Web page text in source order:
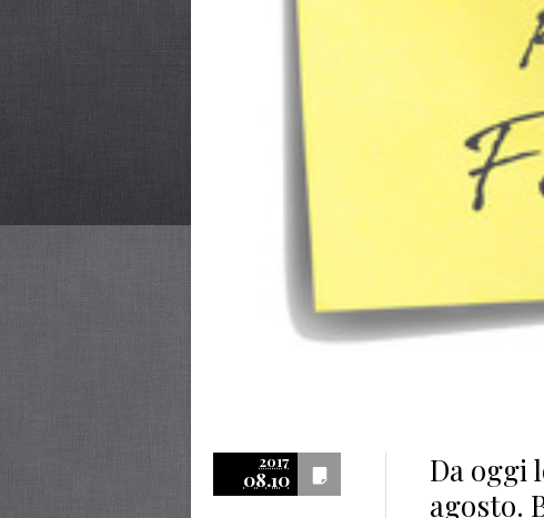
2017
08.10
Da oggi
agosto.